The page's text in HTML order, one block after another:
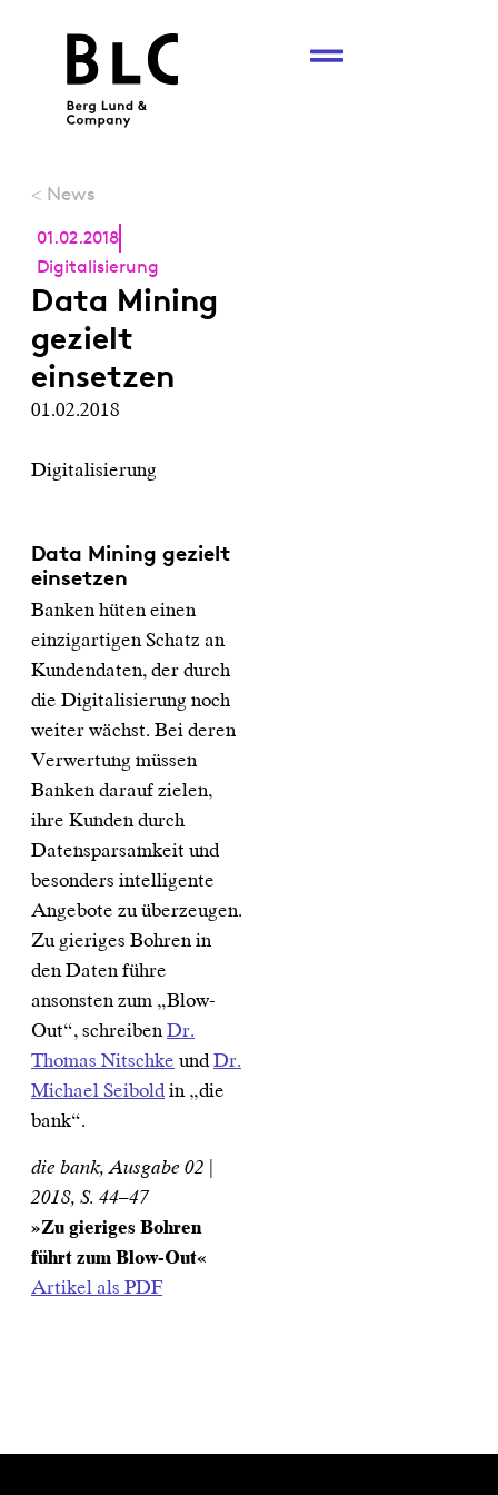
< News
01.02.2018
Digitalisierung
Data Mining
gezielt
einsetzen
01.02.2018
Digitalisierung
Data Mining gezielt
einsetzen
Banken hüten einen
einzigartigen Schatz an
Kundendaten, der durch
die Digitalisierung noch
weiter wächst. Bei deren
Verwertung müssen
Banken darauf zielen,
ihre Kunden durch
Datensparsamkeit und
besonders intelligente
Angebote zu überzeugen.
Zu gieriges Bohren in
den Daten führe
ansonsten zum „Blow-
Out“, schreibenDr.
Thomas Nitschke undDr.
Michael Seiboldin „die
bank“.
die bank, Ausgabe 02 |
2018, S. 44–47
»Zu gieriges Bohren
führt zum Blow-Out«
Artikel als PDF